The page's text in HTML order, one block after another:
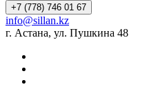
+7 (778) 746 01 67
info@sillan.kz
г. Астана, ул. Пушкина 48